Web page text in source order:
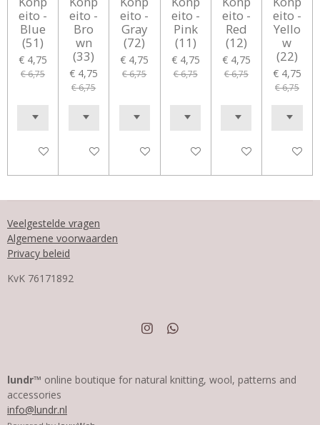
eito -
Blue
(51)
€ 4,75
€ 6,75
In winkelwagen
eito -
Bro
wn
(33)
€ 4,75
€ 6,75
In winkelwagen
eito -
Gray
(72)
€ 4,75
€ 6,75
In winkelwagen
eito -
Pink
(11)
€ 4,75
€ 6,75
In winkelwagen
eito -
Red
(12)
€ 4,75
€ 6,75
In winkelwagen
eito -
Yello
w
(22)
€ 4,75
€ 6,75
In
Veelgestelde vragen
Algemene voorwaarden
Privacy beleid
KvK 76171892
I
a
W
s
lundr™ online boutique for natural knitting, wool, patterns and
accessories
info@lundr.nl